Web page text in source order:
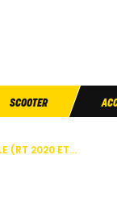
SCOOTER
(RT 2020 ET...